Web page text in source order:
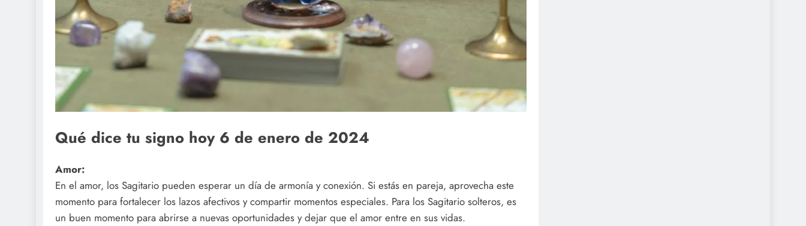
Qué dice tu signo hoy 6 de enero de 2024
Amor:
En el amor, los Sagitario pueden esperar un día de armonía y conexión. Si estás en pareja, aprovecha este
momento para fortalecer los lazos afectivos y compartir momentos especiales. Para los Sagitario solteros, es
un buen momento para abrirse a nuevas oportunidades y dejar que el amor entre en sus vidas.